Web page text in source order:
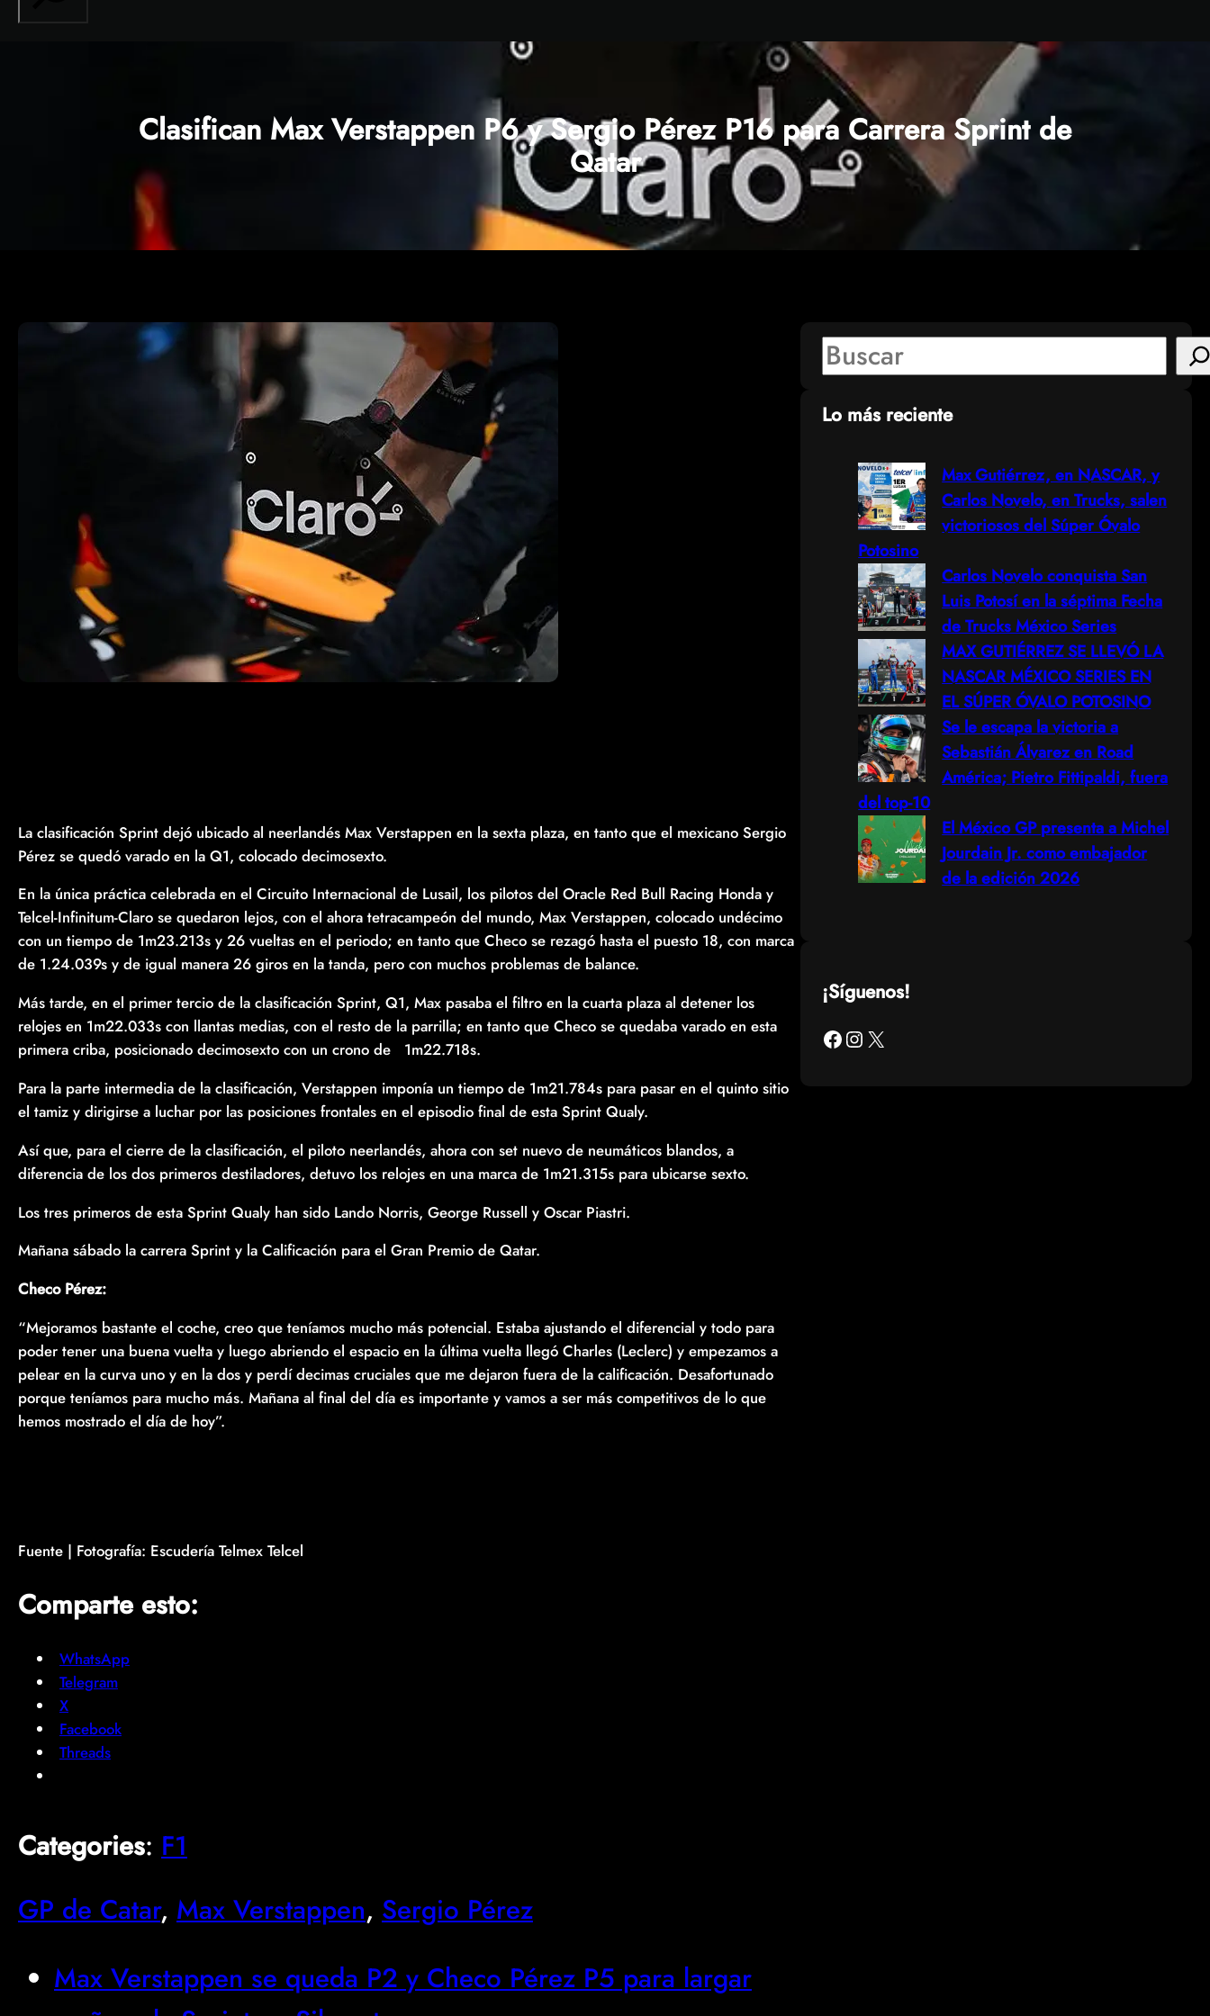
Clasifican Max Verstappen P6 y Sergio Pérez P16 para Carrera Sprint de
Qatar
La clasificación Sprint dejó ubicado al neerlandés Max Verstappen en la sexta plaza, en tanto que el mexicano Sergio
Pérez se quedó varado en la Q1, colocado decimosexto.
En la única práctica celebrada en el Circuito Internacional de Lusail, los pilotos del Oracle Red Bull Racing Honda y
Telcel-Infinitum-Claro se quedaron lejos, con el ahora tetracampeón del mundo, Max Verstappen, colocado undécimo
con un tiempo de 1m23.213s y 26 vueltas en el periodo; en tanto que Checo se rezagó hasta el puesto 18, con marca
de 1.24.039s y de igual manera 26 giros en la tanda, pero con muchos problemas de balance.
Más tarde, en el primer tercio de la clasificación Sprint, Q1, Max pasaba el filtro en la cuarta plaza al detener los
relojes en 1m22.033s con llantas medias, con el resto de la parrilla; en tanto que Checo se quedaba varado en esta
primera criba, posicionado decimosexto con un crono de 1m22.718s.
Para la parte intermedia de la clasificación, Verstappen imponía un tiempo de 1m21.784s para pasar en el quinto sitio
el tamiz y dirigirse a luchar por las posiciones frontales en el episodio final de esta Sprint Qualy.
Así que, para el cierre de la clasificación, el piloto neerlandés, ahora con set nuevo de neumáticos blandos, a
diferencia de los dos primeros destiladores, detuvo los relojes en una marca de 1m21.315s para ubicarse sexto.
Los tres primeros de esta Sprint Qualy han sido Lando Norris, George Russell y Oscar Piastri.
Mañana sábado la carrera Sprint y la Calificación para el Gran Premio de Qatar.
Checo Pérez:
“Mejoramos bastante el coche, creo que teníamos mucho más potencial. Estaba ajustando el diferencial y todo para
poder tener una buena vuelta y luego abriendo el espacio en la última vuelta llegó Charles (Leclerc) y empezamos a
pelear en la curva uno y en la dos y perdí decimas cruciales que me dejaron fuera de la calificación. Desafortunado
porque teníamos para mucho más. Mañana al final del día es importante y vamos a ser más competitivos de lo que
hemos mostrado el día de hoy”.
Fuente | Fotografía: Escudería Telmex Telcel
Comparte esto:
WhatsApp
Telegram
X
Facebook
Threads
Categories: F1
GP de Catar, Max Verstappen, Sergio Pérez
Max Verstappen se queda P2 y Checo Pérez P5 para largar
S
eLo más reciente
Max Gutiérrez, en NASCAR, y
Carlos Novelo, en Trucks, salen
victoriosos del Súper Óvalo
Potosino
Carlos Novelo conquista San
Luis Potosí en la séptima Fecha
de Trucks México Series
MAX GUTIÉRREZ SE LLEVÓ LA
NASCAR MÉXICO SERIES EN
EL SÚPER ÓVALO POTOSINO
Se le escapa la victoria a
Sebastián Álvarez en Road
América; Pietro Fittipaldi, fuera
del top-10
El México GP presenta a Michel
Jourdain Jr. como embajador
de la edición 2026
¡Síguenos!
Facebook Instagram X